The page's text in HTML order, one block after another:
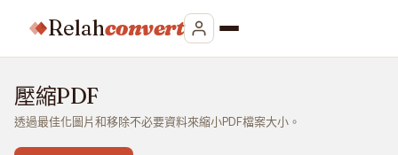
Relahconvert
壓縮PDF
透過最佳化圖片和移除不必要資料來縮小PDF檔案大小。